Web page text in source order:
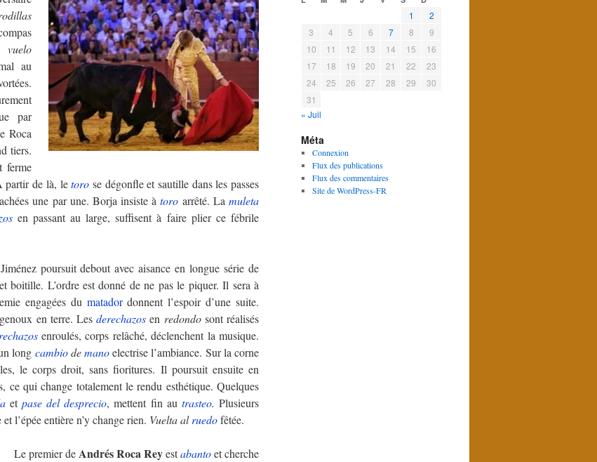
vuelo
au
par
Roca
tiers.
ferme
partir de là, letoro se dégonfle et sautille dans les passes
une par une. Borja insiste àtoro arrêté. La muleta
en passant au large, suffisent à faire plier ce fébrile
poursuit debout avec aisance en longue série de
boitille. L’ordre est donné de ne pas le piquer. Il sera à
engagées du matadordonnent l’espoir d’une suite.
en terre. Lesderechazos en redondosont réalisés
enroulés, corps relâché, déclenchent la musique.
long cambiodemanoelectrise l’ambiance. Sur la corne
le corps droit, sans fioritures. Il poursuit ensuite en
ce qui change totalement le rendu esthétique. Quelques
etpase del desprecio, mettent fin au trasteo. Plusieurs
l’épée entière n’y change rien. Vuelta alruedofêtée.
Le premier deAndrésRoca Reyestabantoet cherche
1
2
3
4 5 6 7 8
9
10
11 12 13 14 15
16
17
18 19 20 21 22
23
24
25 26 27 28 29
30
31
« Juil
Méta
Connexion
Flux des publications
Flux des commentaires
Site de WordPress-FR